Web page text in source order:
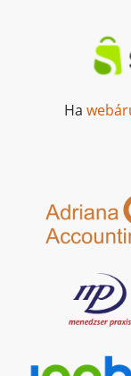
Ha